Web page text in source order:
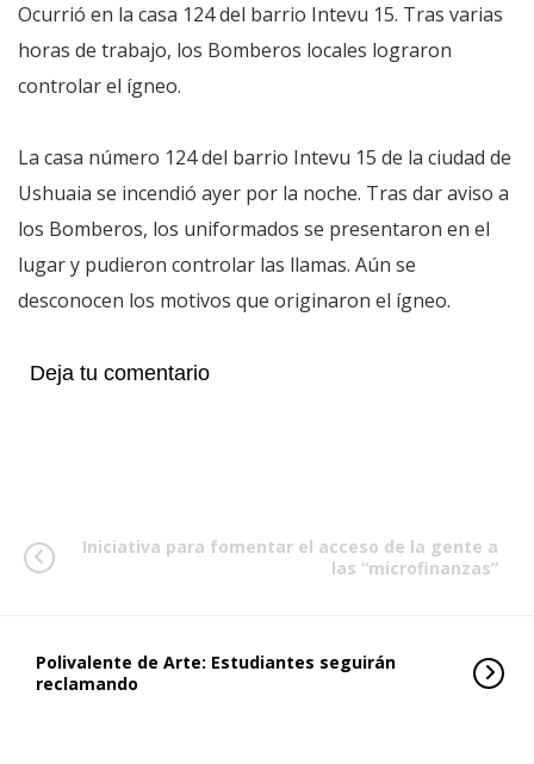
Ocurrió en la casa 124 del barrio Intevu 15. Tras varias
horas de trabajo, los Bomberos locales lograron
controlar el ígneo.
La casa número 124 del barrio Intevu 15 de la ciudad de
Ushuaia se incendió ayer por la noche. Tras dar aviso a
los Bomberos, los uniformados se presentaron en el
lugar y pudieron controlar las llamas. Aún se
desconocen los motivos que originaron el ígneo.
Deja tu comentario
Iniciativa para fomentar el acceso de la gente a
las “microfinanzas”
Polivalente de Arte: Estudiantes seguirán
reclamando